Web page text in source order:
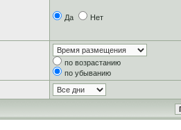
Да Нет
по возрастанию
по убыванию